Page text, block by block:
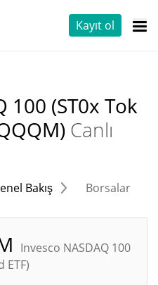
Kayıt ol
100 (ST0x Tok
Canlı
Bakış Borsalar
Invesco NASDAQ 100
ETF)